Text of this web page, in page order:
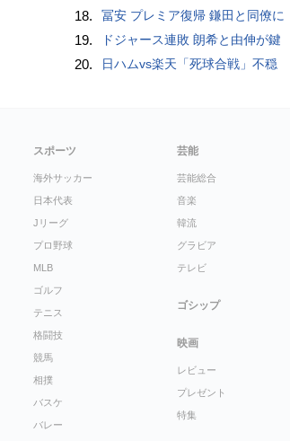
18. 冨安 プレミア復帰 鎌田と同僚に
19. ドジャース連敗 朗希と由伸が鍵
20. 日ハムvs楽天「死球合戦」不穏
スポーツ
海外サッカー
日本代表
Jリーグ
プロ野球
MLB
ゴルフ
テニス
格闘技
競馬
相撲
バスケ
バレー
芸能
芸能総合
音楽
韓流
グラビア
テレビ
ゴシップ
映画
レビュー
プレゼント
特集